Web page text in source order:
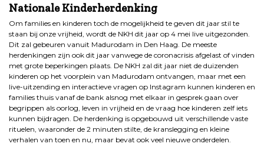
Nationale Kinderherdenking
Om families en kinderen toch de mogelijkheid te geven dit jaar stil te
staan bij onze vrijheid, wordt de NKH dit jaar op 4 mei live uitgezonden.
Dit zal gebeuren vanuit Madurodam in Den Haag. De meeste
herdenkingen zijn ook dit jaar vanwege de coronacrisis afgelast of vinden
met grote beperkingen plaats. De NKH zal dit jaar niet de duizenden
kinderen op het voorplein van Madurodam ontvangen, maar met een
live-uitzending en interactieve vragen op Instagram kunnen kinderen en
families thuis vanaf de bank alsnog met elkaar in gesprek gaan over
begrippen als oorlog, leven in vrijheid en de vraag hoe kinderen zelf iets
kunnen bijdragen. De herdenking is opgebouwd uit verschillende vaste
rituelen, waaronder de 2 minuten stilte, de kranslegging en kleine
verhalen van toen en nu, maar bevat ook veel nieuwe onderdelen.